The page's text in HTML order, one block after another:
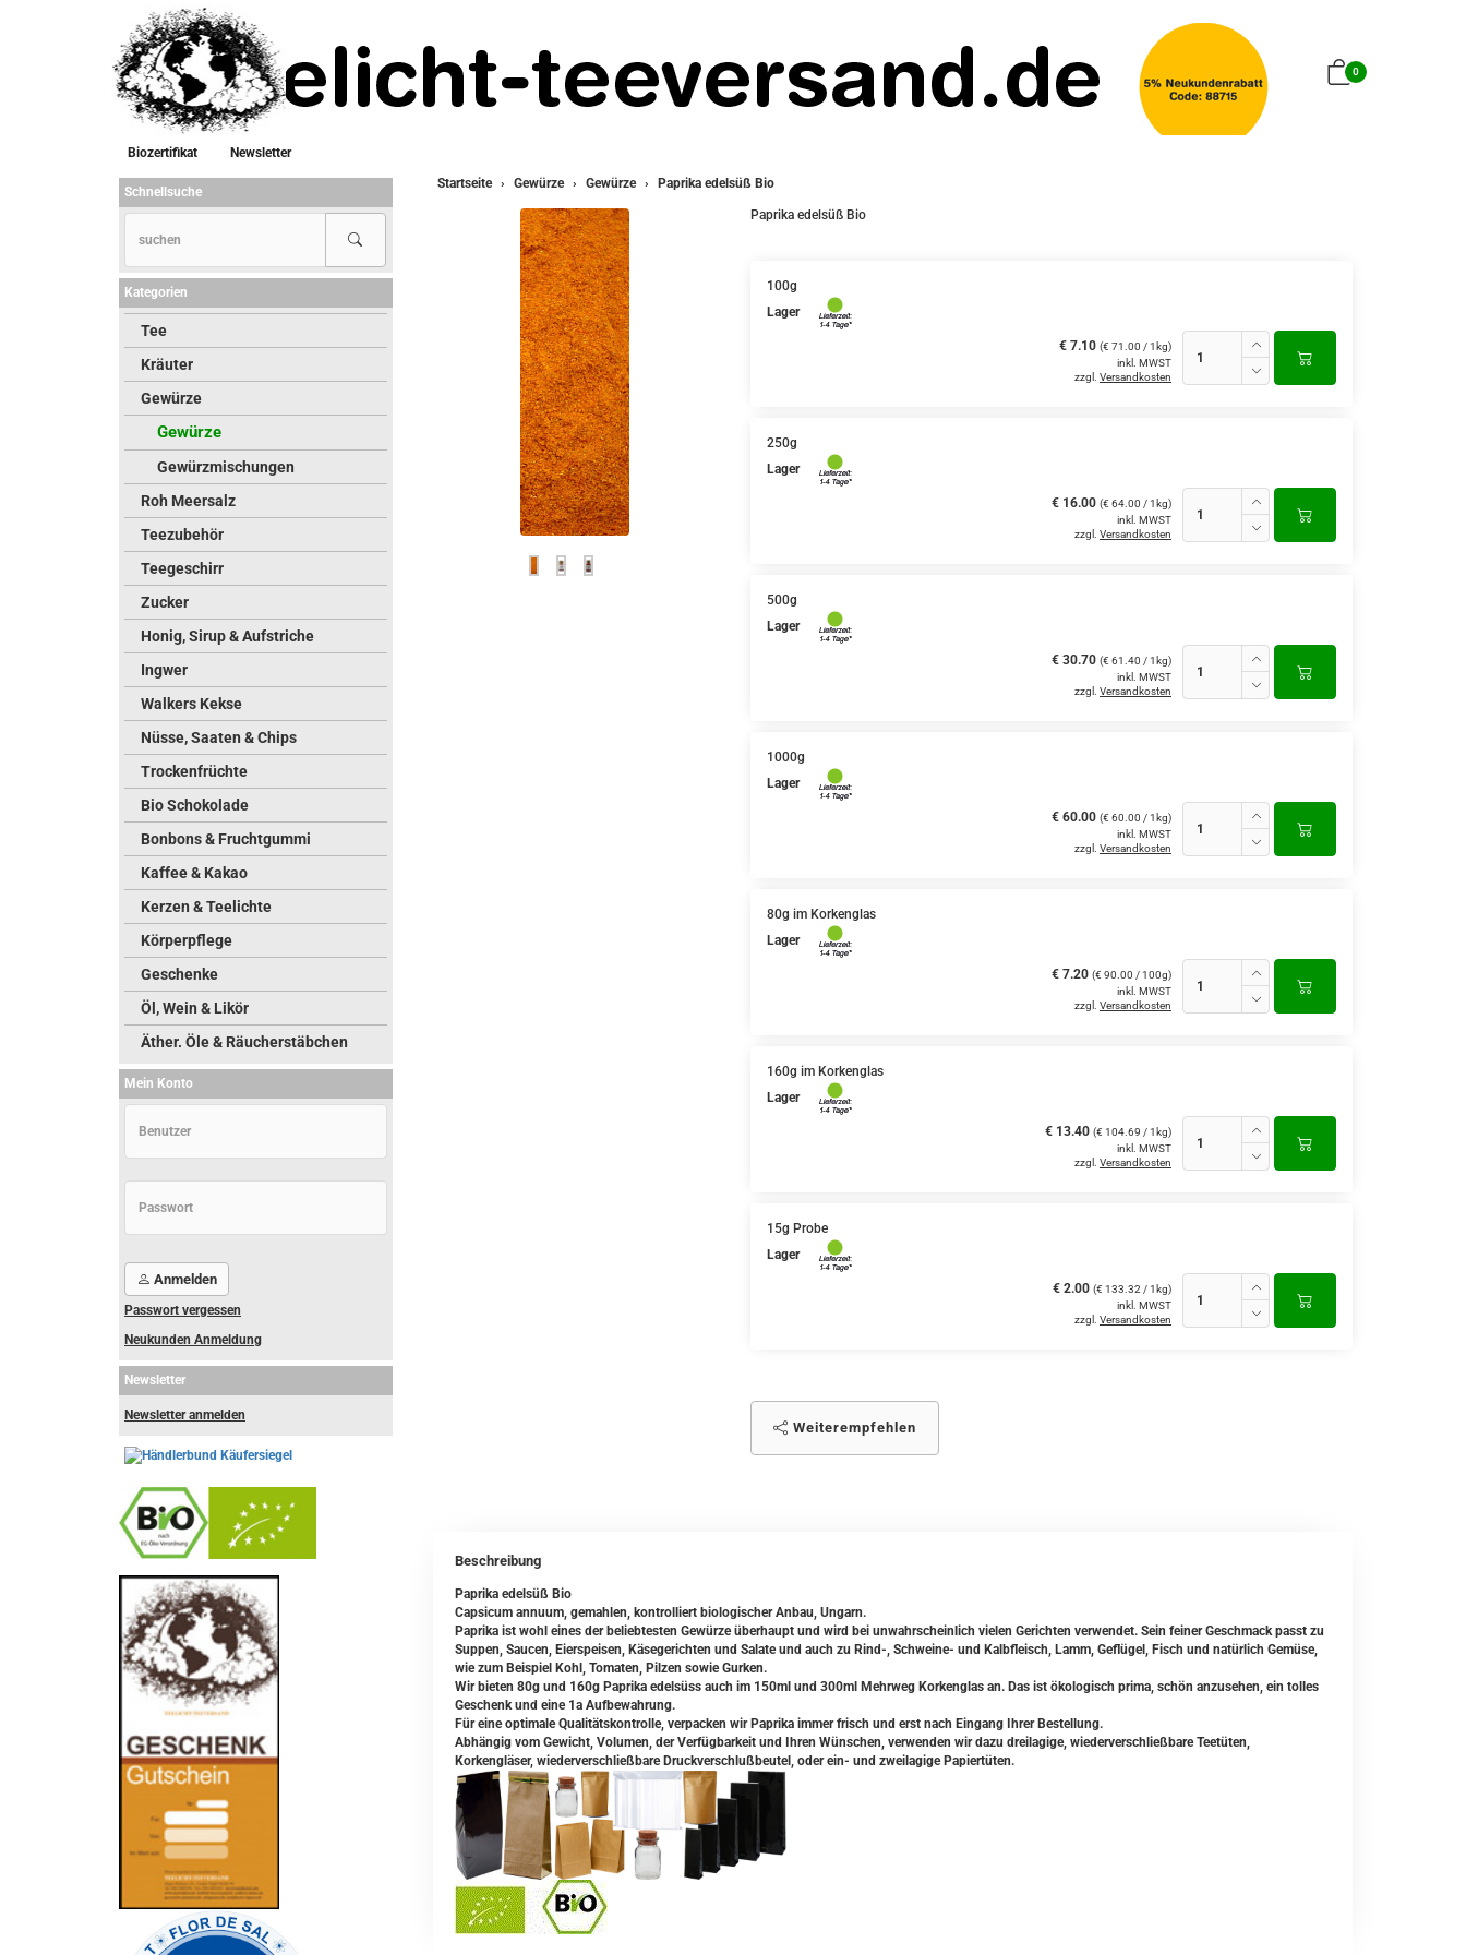
0
Biozertifikat
Newsletter
Startseite
Gewürze Gewürze Paprika edelsüß Bio
Paprika edelsüß Bio
100g
Lager
€ 7.10 (€ 71.00 / 1kg)
inkl. MWST
zzgl. Versandkosten
250g
Lager
€ 16.00 (€ 64.00 / 1kg)
inkl. MWST
zzgl. Versandkosten
500g
Lager
€ 30.70 (€ 61.40 / 1kg)
inkl. MWST
zzgl. Versandkosten
1000g
Lager
€ 60.00 (€ 60.00 / 1kg)
inkl. MWST
zzgl. Versandkosten
80g im Korkenglas
Lager
€ 7.20 (€ 90.00 / 100g)
inkl. MWST
zzgl. Versandkosten
160g im Korkenglas
Lager
€ 13.40 (€ 104.69 / 1kg)
inkl. MWST
zzgl. Versandkosten
15g Probe
Lager
€ 2.00 (€ 133.32 / 1kg)
inkl. MWST
zzgl. Versandkosten
Weiterempfehlen
Beschreibung
Paprika edelsüß Bio
Capsicum annuum, gemahlen, kontrolliert biologischer Anbau, Ungarn.
Paprika ist wohl eines der beliebtesten Gewürze überhaupt und wird bei unwahrscheinlich vielen Gerichten verwendet. Sein feiner Geschmack passt zu
Suppen, Saucen, Eierspeisen, Käsegerichten und Salate und auch zu Rind-, Schweine- und Kalbfleisch, Lamm, Geflügel, Fisch und natürlich Gemüse,
wie zum Beispiel Kohl, Tomaten, Pilzen sowie Gurken.
Wir bieten 80g und 160g Paprika edelsüss auch im 150ml und 300ml Mehrweg Korkenglas an. Das ist ökologisch prima, schön anzusehen, ein tolles
Geschenk und eine 1a Aufbewahrung.
Für eine optimale Qualitätskontrolle, verpacken wir Paprika immer frisch und erst nach Eingang Ihrer Bestellung.
Abhängig vom Gewicht, Volumen, der Verfügbarkeit und Ihren Wünschen, verwenden wir dazu dreilagige, wiederverschließbare Teetüten,
Korkengläser, wiederverschließbare Druckverschlußbeutel, oder ein- und zweilagige Papiertüten.
Schnellsuche
Kategorien
Tee
Kräuter
Gewürze
Gewürze
Gewürzmischungen
Roh Meersalz
Teezubehör
Teegeschirr
Zucker
Honig, Sirup & Aufstriche
Ingwer
Walkers Kekse
Nüsse, Saaten & Chips
Trockenfrüchte
Bio Schokolade
Bonbons & Fruchtgummi
Kaffee & Kakao
Kerzen & Teelichte
Körperpflege
Geschenke
Öl, Wein & Likör
Äther. Öle & Räucherstäbchen
Mein Konto
Anmelden
Passwort vergessen
Neukunden Anmeldung
Newsletter
Newsletter anmelden